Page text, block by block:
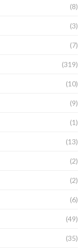
(8)
(3)
(7)
(319)
(10)
(9)
(1)
(13)
(2)
(2)
(6)
(49)
(35)